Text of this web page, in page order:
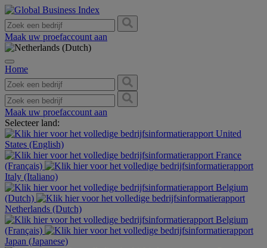
Maak uw proefaccount aan
Home
Maak uw proefaccount aan
Selecteer land:
United
States (English)
France
(Français)
Italy (Italiano)
Belgium
(Dutch)
Netherlands (Dutch)
Belgium
(Français)
Japan (Japanese)